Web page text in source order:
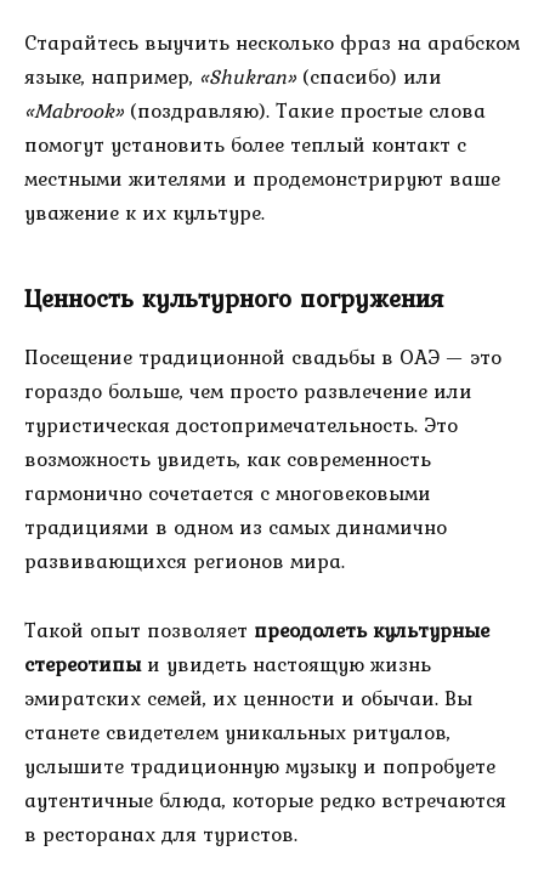
Старайтесь выучить несколько фраз на арабском
языке, например, «Shukran» (спасибо) или
«Mabrook» (поздравляю). Такие простые слова
помогут установить более теплый контакт с
местными жителями и продемонстрируют ваше
уважение к их культуре.
Ценность культурного погружения
Посещение традиционной свадьбы в ОАЭ — это
гораздо больше, чем просто развлечение или
туристическая достопримечательность. Это
возможность увидеть, как современность
гармонично сочетается с многовековыми
традициями в одном из самых динамично
развивающихся регионов мира.
Такой опыт позволяет преодолеть культурные
стереотипыи увидеть настоящую жизнь
эмиратских семей, их ценности и обычаи. Вы
станете свидетелем уникальных ритуалов,
услышите традиционную музыку и попробуете
аутентичные блюда, которые редко встречаются
в ресторанах для туристов.